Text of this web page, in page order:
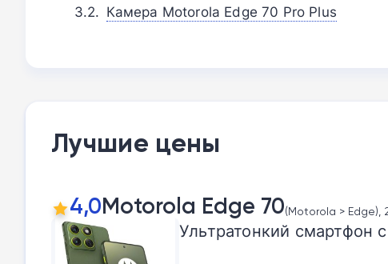
Камера Motorola Edge 70 Pro Plus
Лучшие цены
4,0Motorola Edge 70(Motorola > Edge),
Ультратонкий смартфон